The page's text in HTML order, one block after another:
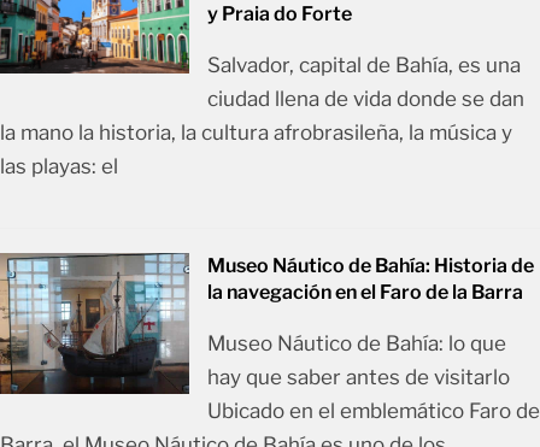
y Praia do Forte
Salvador, capital de Bahía, es una
ciudad llena de vida donde se dan
la mano la historia, la cultura afrobrasileña, la música y
las playas: el
Museo Náutico de Bahía: Historia de
la navegación en el Faro de la Barra
Museo Náutico de Bahía: lo que
hay que saber antes de visitarlo
Ubicado en el emblemático Faro de